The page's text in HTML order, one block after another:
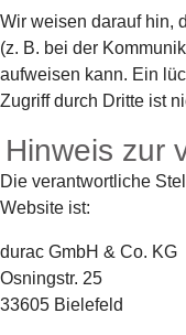
Wir weisen darauf hin,
(z. B. bei der
aufweisen kann. Ein
Zugriff durch Dritte ist
Hinweis zur
Die verantwortliche
Website ist:
durac GmbH & Co. KG
Osningstr. 25
33605 Bielefeld